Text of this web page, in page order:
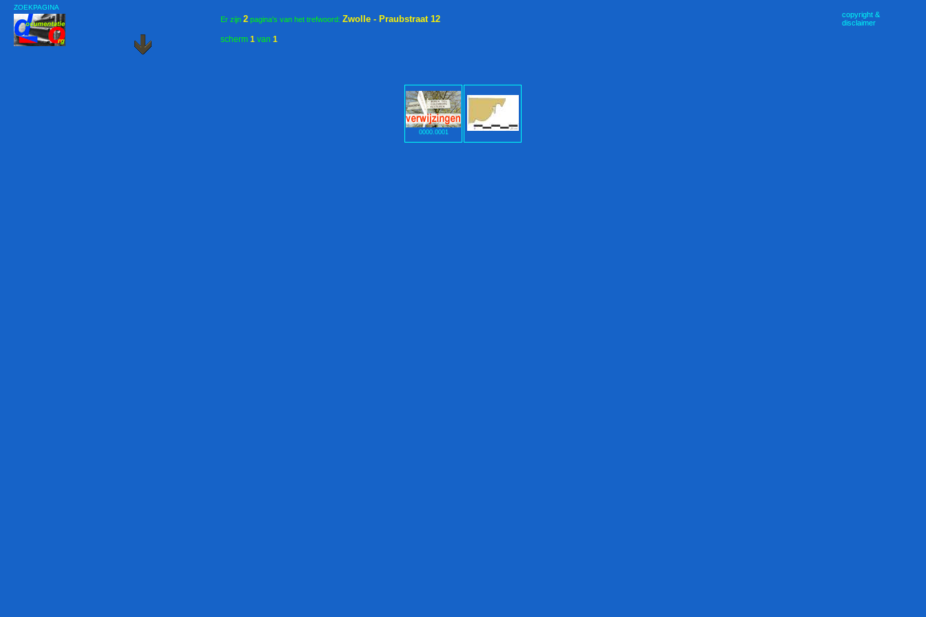
copyright &
disclaimer
ZOEKPAGINA
Er zijn 2 pagina's van het trefwoord: Zwolle - Praubstraat 12
0000.0001
scherm 1 van 1